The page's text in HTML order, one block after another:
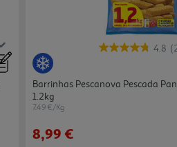
4.8
Barrinhas Pescanova Pescada
1.2kg
7.49 €/Kg
8,99 €